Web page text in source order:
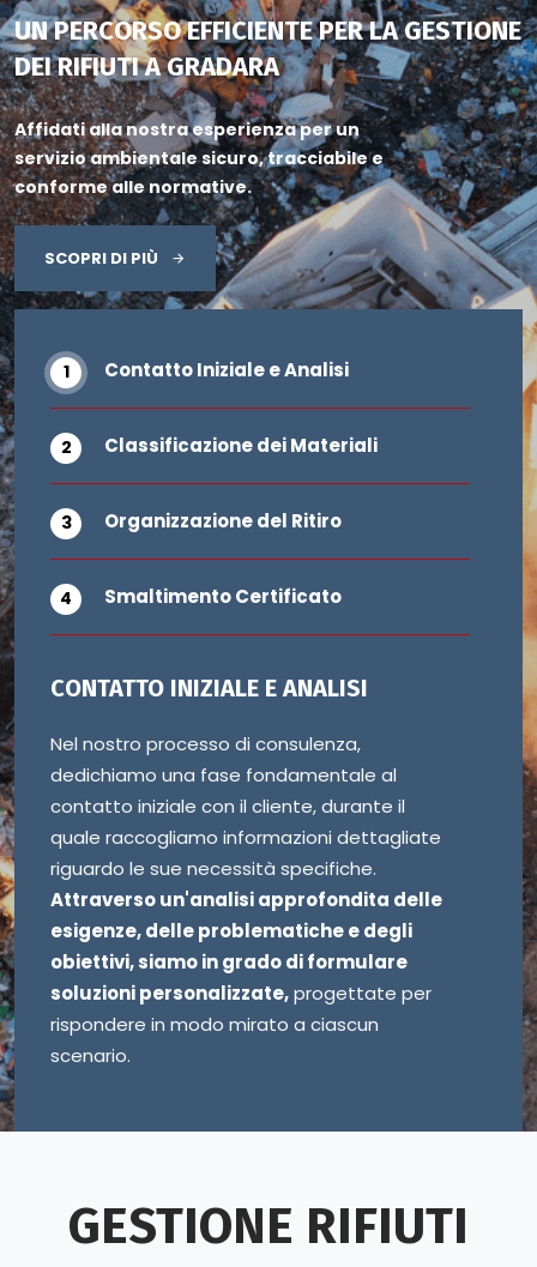
UN PERCORSO EFFICIENTE PER LA GESTIONE
DEI RIFIUTI A GRADARA
Affidati alla nostra esperienza per un
servizio ambientale sicuro, tracciabile e
conforme alle normative.
SCOPRI DI PIÙ
Contatto Iniziale e Analisi
Classificazione dei Materiali
Organizzazione del Ritiro
Smaltimento Certificato
CONTATTO INIZIALE E ANALISI
Nel nostro processo di consulenza,
dedichiamo una fase fondamentale al
contatto iniziale con il cliente, durante il
quale raccogliamo informazioni dettagliate
riguardo le sue necessità specifiche.
Attraverso un'analisi approfondita delle
esigenze, delle problematiche e degli
obiettivi, siamo in grado di formulare
soluzioni personalizzate,progettate per
rispondere in modo mirato a ciascun
scenario.
GESTIONE RIFIUTI